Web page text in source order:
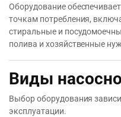
Оборудование
точкам потребления,
стиральные и
полива и хозяйственные
Виды
Выбор оборудования
эксплуатации.